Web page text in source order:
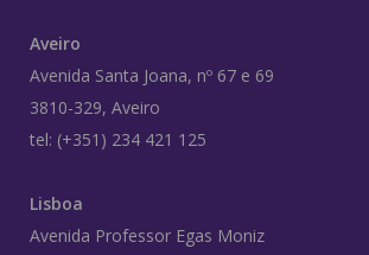
Aveiro
Avenida Santa Joana, nº 67 e 69
3810-329, Aveiro
tel: (+351) 234 421 125
Lisboa
Avenida Professor Egas Moniz